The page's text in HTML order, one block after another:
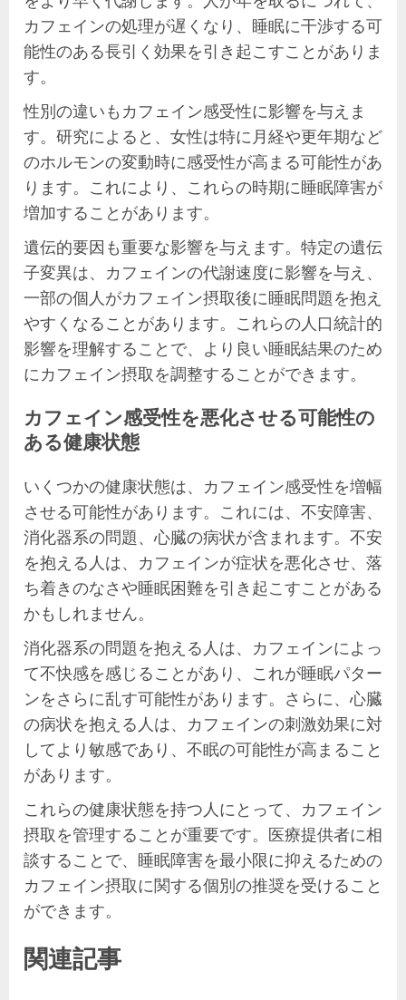
カフェインの処理が遅くなり、睡眠に干渉する可
能性のある長引く効果を引き起こすことがありま
す。
性別の違いもカフェイン感受性に影響を与えま
す。研究によると、女性は特に月経や更年期など
のホルモンの変動時に感受性が高まる可能性があ
ります。これにより、これらの時期に睡眠障害が
増加することがあります。
遺伝的要因も重要な影響を与えます。特定の遺伝
子変異は、カフェインの代謝速度に影響を与え、
一部の個人がカフェイン摂取後に睡眠問題を抱え
やすくなることがあります。これらの人口統計的
影響を理解することで、より良い睡眠結果のため
にカフェイン摂取を調整することができます。
カフェイン感受性を悪化させる可能性の
ある健康状態
いくつかの健康状態は、カフェイン感受性を増幅
させる可能性があります。これには、不安障害、
消化器系の問題、心臓の病状が含まれます。不安
を抱える人は、カフェインが症状を悪化させ、落
ち着きのなさや睡眠困難を引き起こすことがある
かもしれません。
消化器系の問題を抱える人は、カフェインによっ
て不快感を感じることがあり、これが睡眠パター
ンをさらに乱す可能性があります。さらに、心臓
の病状を抱える人は、カフェインの刺激効果に対
してより敏感であり、不眠の可能性が高まること
があります。
これらの健康状態を持つ人にとって、カフェイン
摂取を管理することが重要です。医療提供者に相
談することで、睡眠障害を最小限に抑えるための
カフェイン摂取に関する個別の推奨を受けること
ができます。
関連記事